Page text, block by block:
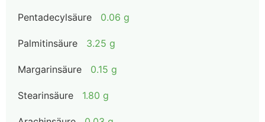
Pentadecylsäure 0.06 g
Palmitinsäure 3.25 g
Margarinsäure 0.15 g
Stearinsäure 1.80 g